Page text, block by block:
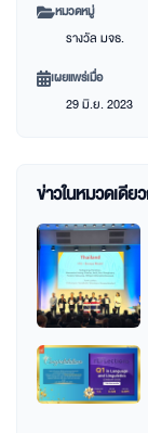
หมวดหมู่
รางวัล มจธ.
เผยแพร่เมื่อ
29 มิ.ย. 2023
ข่าวในหมวดเดีย